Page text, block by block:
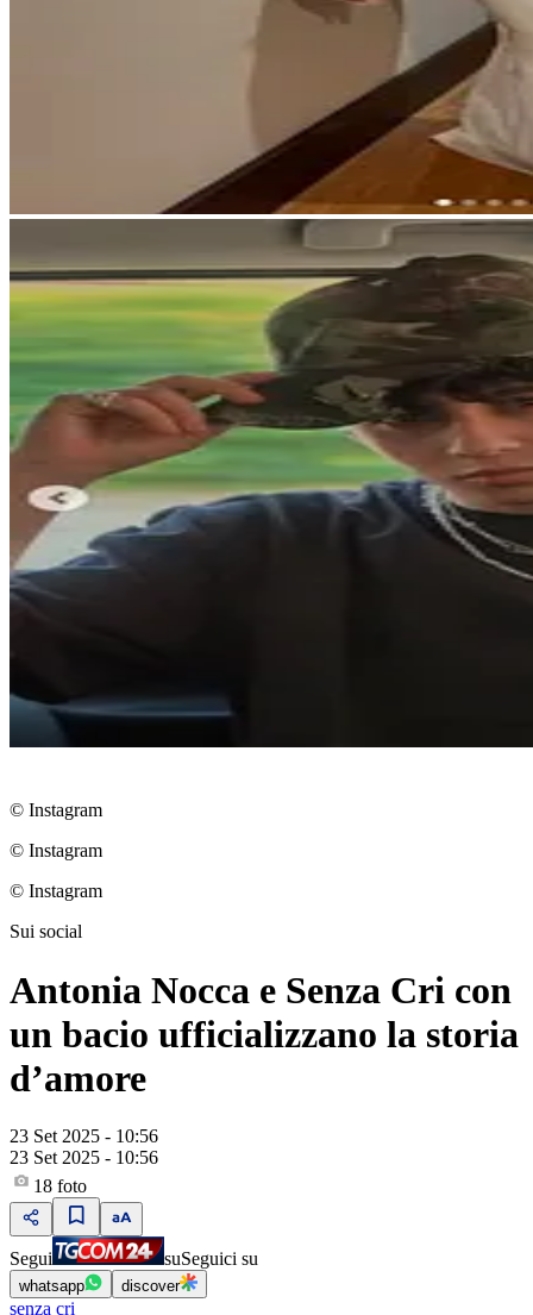
© Instagram
© Instagram
© Instagram
Sui social
Antonia Nocca e Senza Cri con
un bacio ufficializzano la storia
d’amore
23 Set 2025 - 10:56
23 Set 2025 - 10:56
18 foto
Segui suSeguici su
whatsapp discover
senza cri